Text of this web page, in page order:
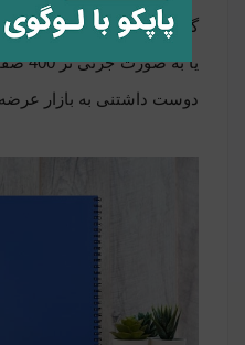
یا به
دوست داشتنی به بازار